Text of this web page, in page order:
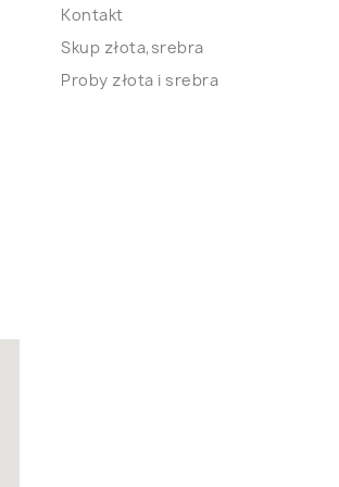
Kontakt
Skup złota,srebra
Proby złota i srebra